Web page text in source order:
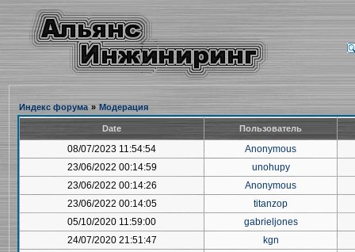
Индекс форума » Модерация
Date Пользователь
08/07/2023 11:54:54
Anonymous
23/06/2022 00:14:59
unohupy
23/06/2022 00:14:26
Anonymous
23/06/2022 00:14:05
titanzop
05/10/2020 11:59:00
gabrieljones
24/07/2020 21:51:47
kgn